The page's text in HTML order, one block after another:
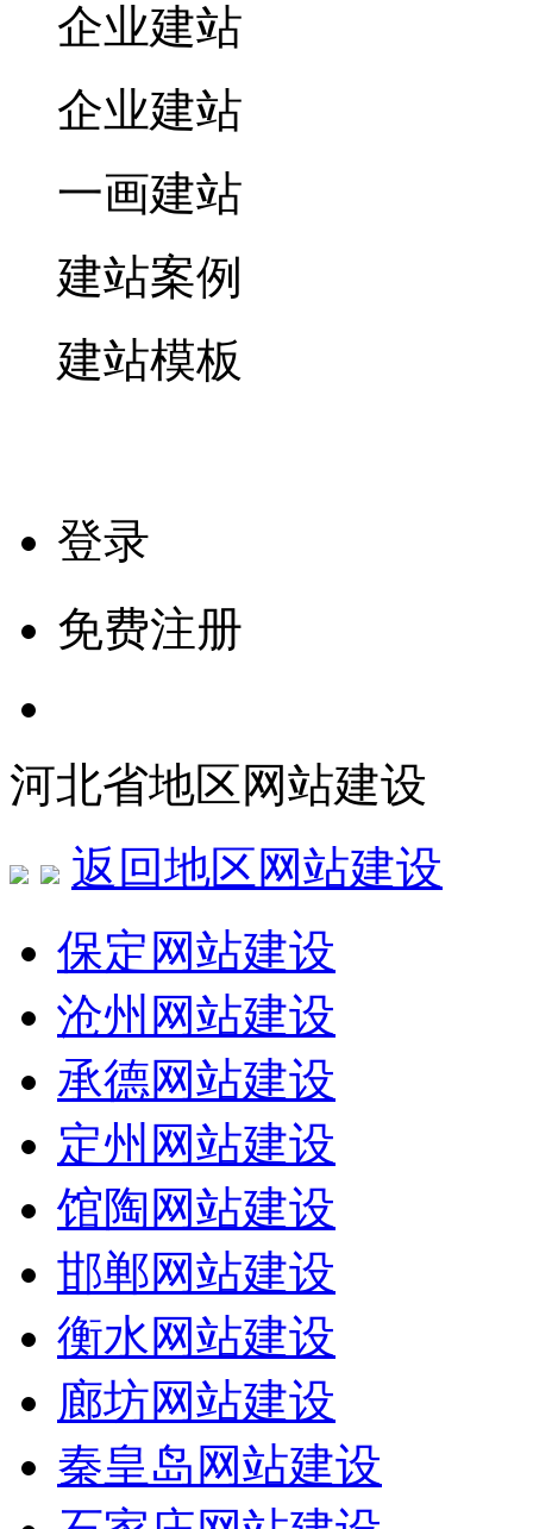
企业建站
企业建站
一画建站
建站案例
建站模板
登录
免费注册
河北省地区网站建设
返回地区网站建设
保定网站建设
沧州网站建设
承德网站建设
定州网站建设
馆陶网站建设
邯郸网站建设
衡水网站建设
廊坊网站建设
秦皇岛网站建设